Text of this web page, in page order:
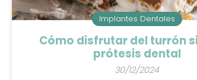
Cómo disfrutar del turrón
prótesis dental
30/12/2024
Implantes Dentales